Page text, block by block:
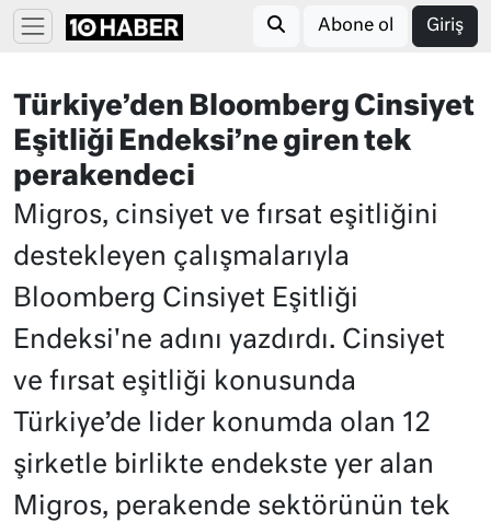
Abone ol Giriş
Türkiye’den Bloomberg Cinsiyet
Eşitliği Endeksi’ne giren tek
perakendeci
Migros, cinsiyet ve fırsat eşitliğini
destekleyen çalışmalarıyla
Bloomberg Cinsiyet Eşitliği
Endeksi'ne adını yazdırdı. Cinsiyet
ve fırsat eşitliği konusunda
Türkiye’de lider konumda olan 12
şirketle birlikte endekste yer alan
Migros, perakende sektörünün tek